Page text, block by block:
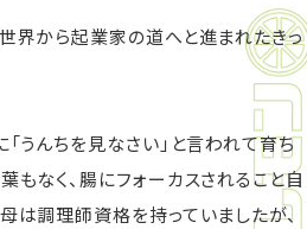
界から起業家の道へと進まれたきっ
うんちを見なさい」と言われて育ち
もなく、腸にフォーカスされること自
は調理師資格を持っていましたが、